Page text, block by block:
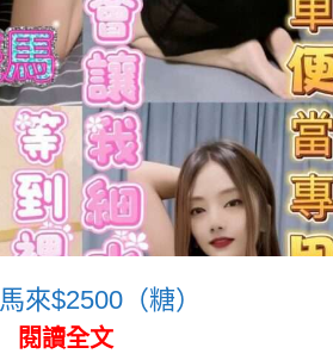
馬來$2500（糖）
閱讀全文